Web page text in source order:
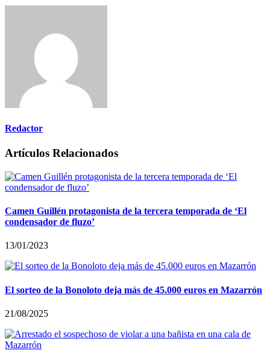
Redactor
Artículos Relacionados
Camen Guillén protagonista de la tercera temporada de ‘El
condensador de fluzo’
13/01/2023
El sorteo de la Bonoloto deja más de 45.000 euros en Mazarrón
21/08/2025